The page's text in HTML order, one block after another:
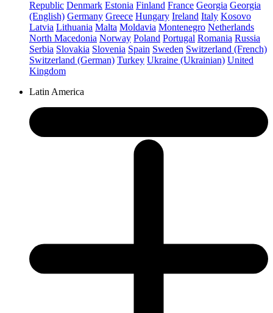
Republic Denmark Estonia Finland France Georgia Georgia
(English) Germany Greece Hungary Ireland Italy Kosovo
Latvia Lithuania Malta Moldavia Montenegro Netherlands
North Macedonia Norway Poland Portugal Romania Russia
Serbia Slovakia Slovenia Spain Sweden Switzerland (French)
Switzerland (German) Turkey Ukraine (Ukrainian) United
Kingdom
Latin America